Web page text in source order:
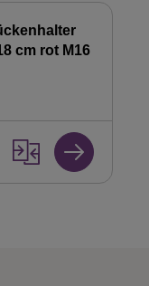
cm rot M16